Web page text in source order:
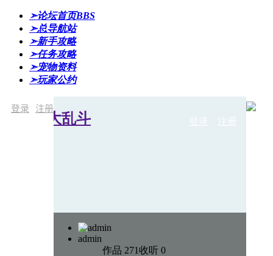
➣论坛首页BBS
➣总导航站
➣新手攻略
➣任务攻略
➣宠物资料
➣玩家公约
登录 注册
登录
admin
作品 271收听 0